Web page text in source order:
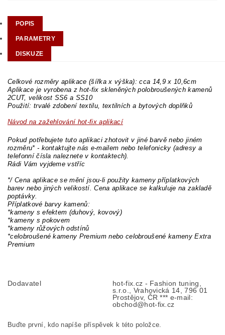
POPIS
PARAMETRY
DISKUZE
Celkové rozměry aplikace (šířka x výška): cca 14,9 x 10,6cm
Aplikace je vyrobena z hot-fix skleněných polobroušených kamenů
2CUT, velikost SS6 a SS10
Použití: trvalé zdobení textilu, textilních a bytových doplňků
Návod na zažehlování hot-fix aplikací
Pokud potřebujete tuto aplikaci zhotovit v jiné barvě nebo jiném
rozměru* - kontaktujte nás e-mailem nebo telefonicky (adresy a
telefonní čísla naleznete v kontaktech).
Rádi Vám vyjdeme vstříc
*/ Cena aplikace se mění jsou-li použity kameny příplatkových
barev nebo jiných velikostí. Cena aplikace se kalkuluje na zakladě
poptávky.
Příplatkové barvy kamenů:
*kameny s efektem (duhový, kovový)
*kameny s pokovem
*kameny růžových odstínů
*celobroušené kameny Premium nebo celobroušené kameny Extra
Premium
Dodavatel
hot-fix.cz - Fashion tuning,
s.r.o., Vrahovická 14, 796 01
Prostějov, ČR *** e-mail:
obchod@hot-fix.cz
Buďte první, kdo napíše příspěvek k této položce.